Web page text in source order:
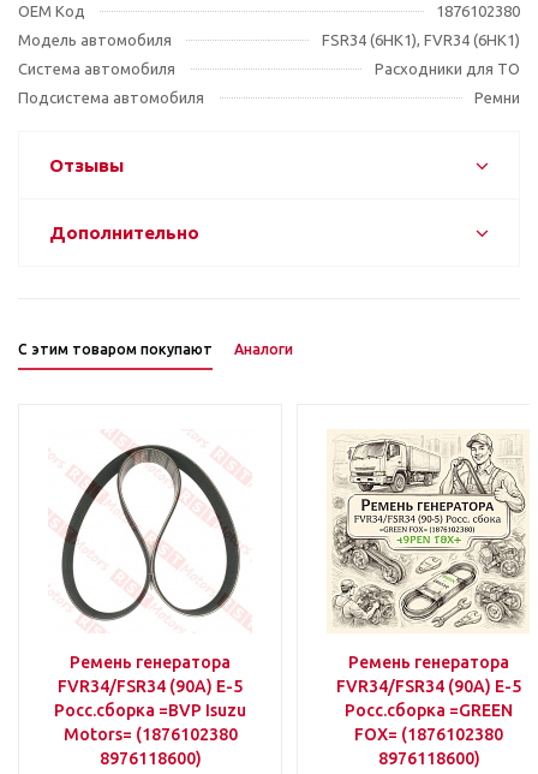
OEM Код
1876102380
Модель автомобиля
FSR34 (6HK1), FVR34 (6HK1)
Система автомобиля
Расходники для ТО
Подсистема автомобиля
Ремни
Отзывы
Дополнительно
С этим товаром покупают Аналоги
Ремень генератора
FVR34/FSR34 (90A) Е-5
Росс.сборка =BVP Isuzu
Motors= (1876102380
8976118600)
Ремень генератора
FVR34/FSR34 (90A) Е-5
Росс.сборка =GREEN
FOX= (1876102380
8976118600)